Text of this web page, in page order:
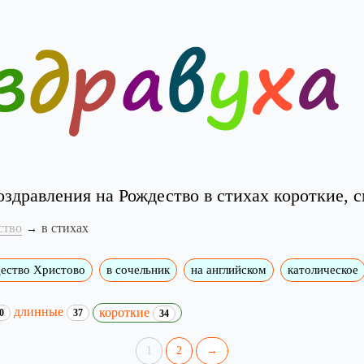
на Рождество в стихах короткие,
в стихах
Христово в сочельник на английском католическое
длинные 37 короткие 34
1 2 →